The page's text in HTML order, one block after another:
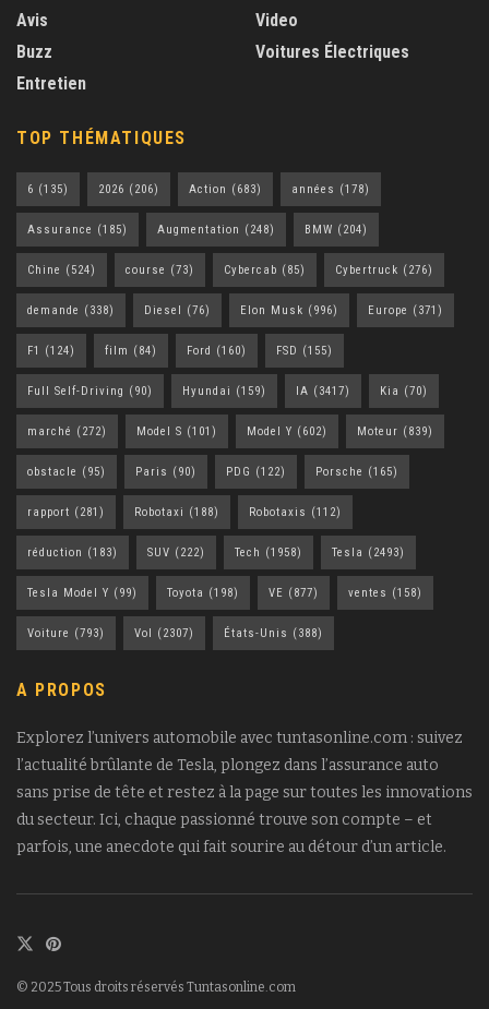
Avis
Buzz
Entretien
Video
Voitures Électriques
TOP THÉMATIQUES
6 (135) 2026 (206) Action (683) années (178)
Assurance (185) Augmentation (248) BMW (204)
Chine (524) course (73) Cybercab (85) Cybertruck (276)
demande (338) Diesel (76) Elon Musk (996) Europe (371)
F1 (124) film (84) Ford (160) FSD (155)
Full Self-Driving (90) Hyundai (159) IA (3417) Kia (70)
marché (272) Model S (101) Model Y (602) Moteur (839)
obstacle (95) Paris (90) PDG (122) Porsche (165)
rapport (281) Robotaxi (188) Robotaxis (112)
réduction (183) SUV (222) Tech (1958) Tesla (2493)
Tesla Model Y (99) Toyota (198) VE (877) ventes (158)
Voiture (793) Vol (2307) États-Unis (388)
A PROPOS
Explorez l’univers automobile avec tuntasonline.com : suivez
l’actualité brûlante de Tesla, plongez dans l’assurance auto
sans prise de tête et restez à la page sur toutes les innovations
du secteur. Ici, chaque passionné trouve son compte – et
parfois, une anecdote qui fait sourire au détour d’un article.
© 2025 Tous droits réservés Tuntasonline.com